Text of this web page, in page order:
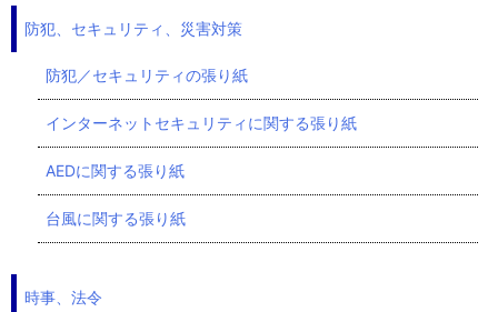
防犯、セキュリティ、災害対策
防犯／セキュリティの張り紙
インターネットセキュリティに関する張り紙
AEDに関する張り紙
台風に関する張り紙
時事、法令